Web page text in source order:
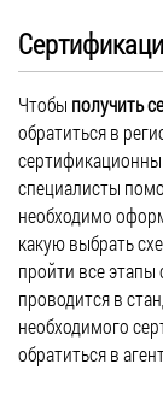
Чтобы получить
обратиться в
специалисты
необходимо
какую выбрать
пройти все
проводится в
необходимого
обратиться в
ГОСТ 23166-
технические
изменениям
Сентябрь 01, 2016
Новости
ГОСТ 23166-99
подвергся
требования. В
оснащены
позволит
образования